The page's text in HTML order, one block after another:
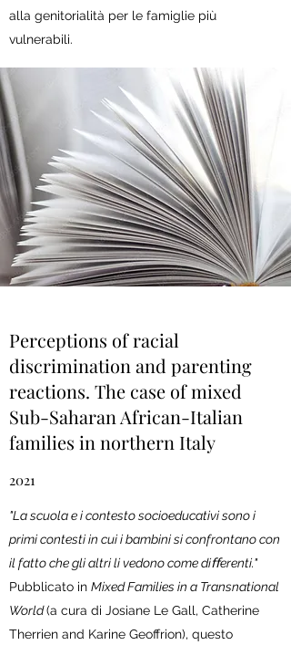
alla genitorialità per le famiglie più
vulnerabili.
Perceptions of racial
discrimination and parenting
reactions. The case of mixed
Sub-Saharan African-Italian
families in northern Italy
2021
"La scuola e i contesto socioeducativi sono i
primi contesti in cui i bambini si confrontano con
il fatto che gli altri li vedono come diﬀerenti."
Pubblicato in Mixed Families in a Transnational
World(a cura di Josiane Le Gall, Catherine
Therrien and Karine Geoffrion), questo